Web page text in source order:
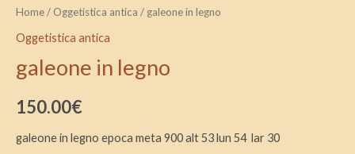
Home/ Oggetistica antica / galeone in legno
Oggetistica antica
galeone in legno
150.00€
galeone in legno epoca meta 900 alt 53 lun 54 lar 30